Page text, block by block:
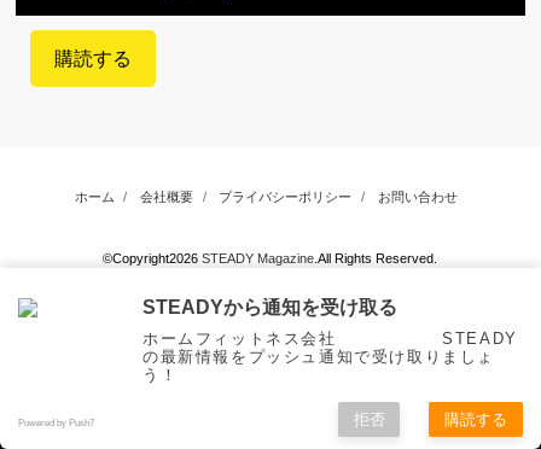
購読する
ホーム 会社概要 プライバシーポリシー お問い合わせ
©Copyright2026STEADY Magazine .All Rights Reserved.
STEADYから通知を受け取る
ホームフィットネス会社 STEADY
の最新情報をプッシュ通知で受け取りましょ
う！
Powered by Push7 拒否 購読する